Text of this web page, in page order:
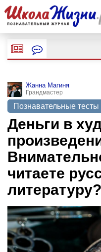
Жанна Магиня
Грандмастер
Познавательные тесты
Деньги в
читаете
литературу?